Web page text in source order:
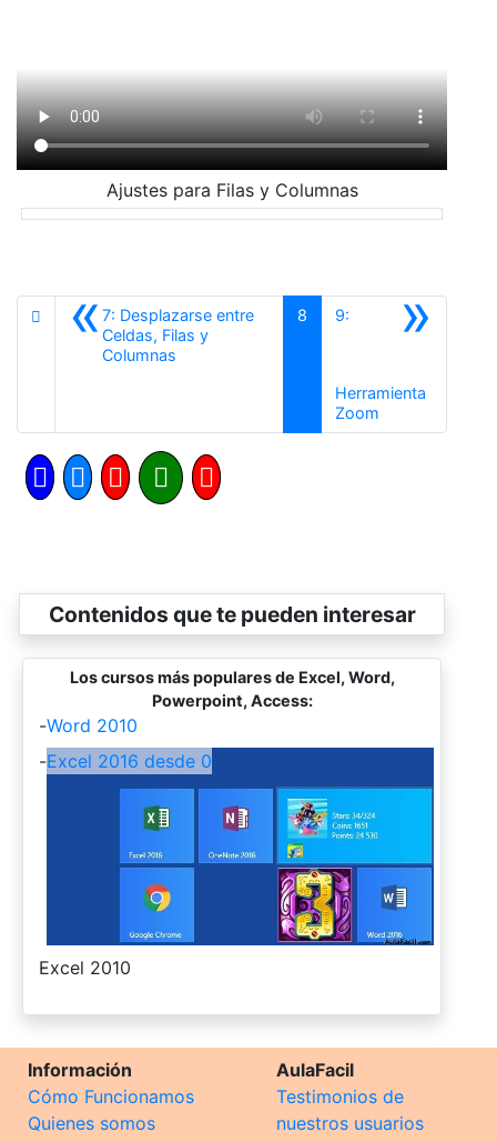
Ajustes para Filas y Columnas
«7: Desplazarse entre
Celdas, Filas y
Columnas
8 »
9:
Herramienta
Zoom
Contenidos que te pueden interesar
Los cursos más populares de Excel, Word,
Powerpoint, Access:
-Word 2010
-Excel 2016 desde 0
-
Excel 2010
Información
Cómo Funcionamos
Quienes somos
AulaFacil
Testimonios de
nuestros usuarios